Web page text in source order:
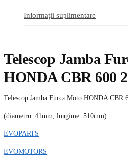
Informații suplimentare
Telescop Jamba
HONDA CBR 600
Telescop Jamba Furca Moto HONDA CBR
(diametru: 41mm, lungime: 510mm)
EVOPARTS
EVOMOTORS